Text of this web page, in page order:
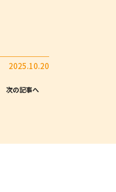
2025.10.20
次の記事へ